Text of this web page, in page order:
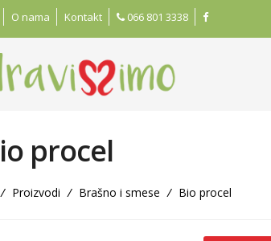
O nama Kontakt 066 801 3338
procel
/ Proizvodi / Brašno i smese / Bio procel